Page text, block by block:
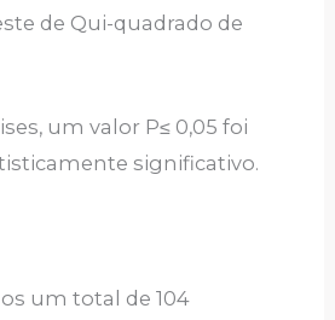
de Qui-quadrado de
um valor P≤ 0,05 foi
significativo.
um total de 104